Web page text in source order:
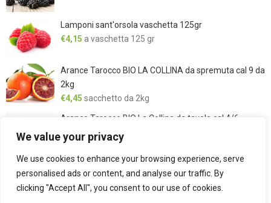
We value your privacy
We use cookies to enhance your browsing experience, serve
personalised ads or content, and analyse our traffic. By
clicking "Accept All", you consent to our use of cookies.
Lamponi sant'orsola vaschetta 125gr
€4,15 a vaschetta 125 gr
Arance Tarocco BIO LA COLLINA da spremuta cal 9 da
2kg
€4,45 sacchetto da 2kg
Arance Tarocco BIO La Collina da tavola cal 4/6
sacchetto 2kg
€
sacchetto 2Kg
Mango disidratato 350gr
a confezione 350gr